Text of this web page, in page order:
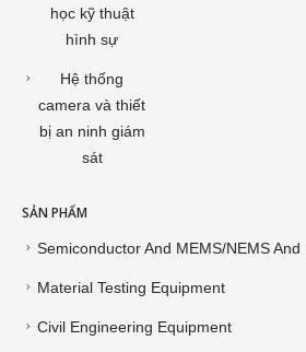
học kỹ thuật
hình sự
Hệ thống
camera và thiết
bị an ninh giám
sát
SẢN PHẨM
Semiconductor And MEMS/NEMS
Material Testing Equipment
Civil Engineering Equipment